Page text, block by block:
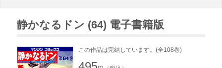
静かなるドン (64) 電子書籍版
この作品は完結しています。(全108巻)